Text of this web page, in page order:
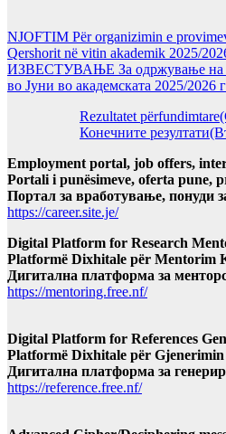
NJOFTIM Për organizimin e
Qershorit në vitin akademik 2025/
ИЗВЕСТУВАЊЕ За одржување на
во Јуни во академската 2025/2026
Rezultatet
Конечните
Employment portal, job offers,
Portali i punësimeve, oferta pune,
Портал за вработување, понуди
https://career.site.je/
Digital Platform for Research
Platformë Dixhitale për Mentorim
Дигитална платформа за
https://mentoring.free.nf/
Digital Platform for References
Platformë Dixhitale për Gjenerimin
Дигитална платформа за
https://reference.free.nf/